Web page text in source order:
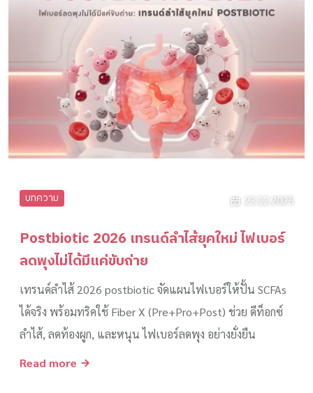
บทความ 23.12.2025
Postbiotic 2026 เทรนด์ลำไส้ยุคใหม่ ไฟเบอร์
ลดพุงไม่ได้มีแค่ขับถ่าย
เทรนด์ลำไส้ 2026 postbiotic จัดแผนไฟเบอร์ให้ปั้น SCFAs
ได้จริง พร้อมทริคใช้ Fiber X (Pre+Pro+Post) ช่วย ดีท็อกซ์
ลำไส้, ลดท้องผูก, และหนุน ไฟเบอร์ลดพุง อย่างยั่งยืน
Read more